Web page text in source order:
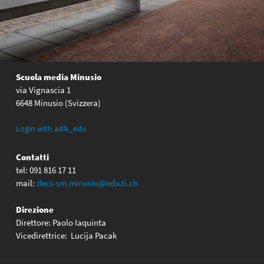
Scuola media Minusio
via Vignascia 1
6648 Minusio (Svizzera)
Login with adfs_edu
Contatti
tel: 091 816 17 11
mail: decs-sm.minusio@edu.ti.ch
Direzione
Direttore: Paolo Iaquinta
Vicedirettrice: Lucija Pacak